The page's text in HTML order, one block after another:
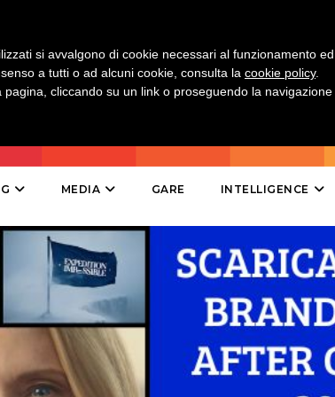
PUNTI VENDITA
MEDIA GARE INTELLIGENCE
si avvalgono di cookie necessari al funzionamento
a tutti o ad alcuni cookie, consulta la cookie policy.
cliccando su un link o proseguendo la